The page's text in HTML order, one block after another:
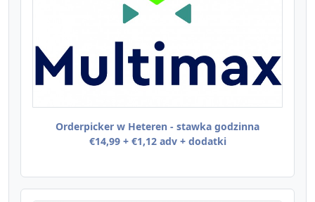
Orderpicker w Heteren - stawka godzinna
€14,99 + €1,12 adv + dodatki